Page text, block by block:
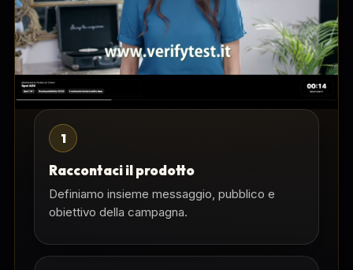
1
Raccontaci il prodotto
Definiamo insieme messaggio, pubblico e
obiettivo della campagna.